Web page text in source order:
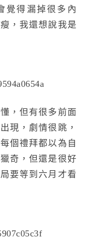
覺得漏掉很多內
，我還想說我是
，但有很多前面
現，劇情很跳，
個禮拜都以為自
奇，但還是很好
要等到六月才看